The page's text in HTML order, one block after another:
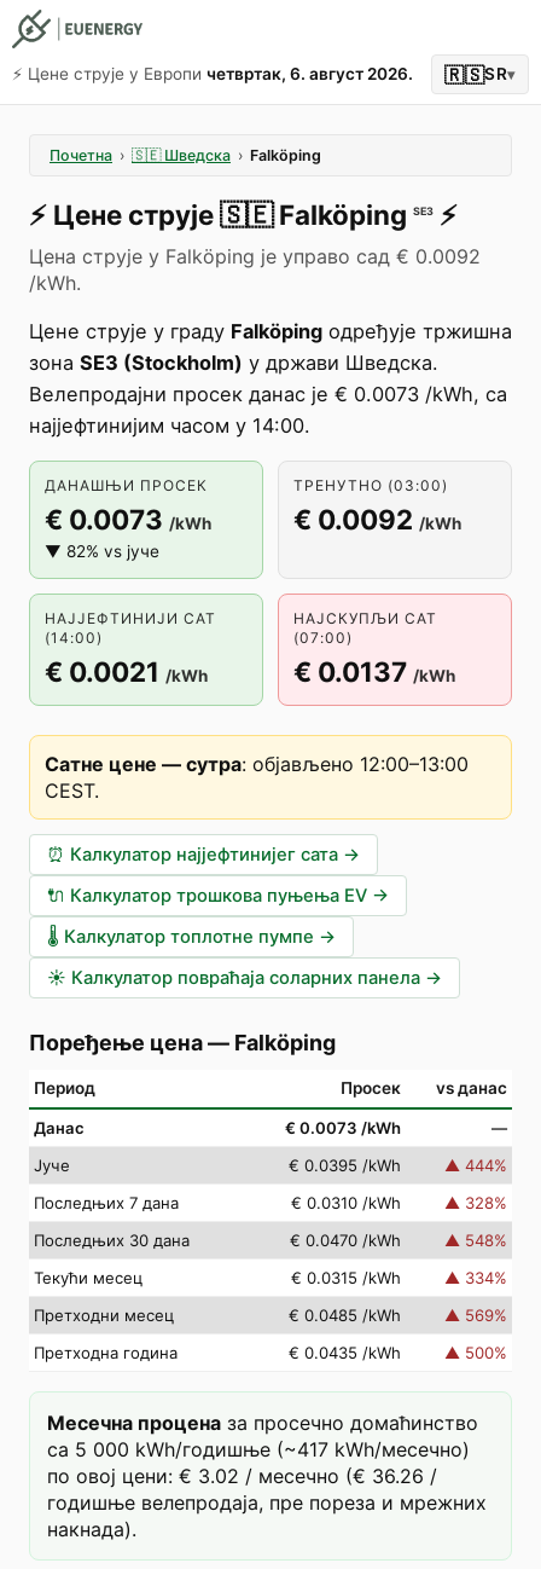
⚡️ Цене струје у Европи четвртак, 6. август 2026. 🇷🇸SR▾
Почетна › 🇸🇪 Шведска › Falköping
⚡️ Цене струје🇸🇪 Falköping SE3 ⚡️
Цена струје у Falköping је управо сад € 0.0092
/kWh.
Цене струје у граду Falköping одређује тржишна
зона SE3 (Stockholm) у држави Шведска.
Велепродајни просек данас је € 0.0073 /kWh, са
најјефтинијим часом у 14:00.
ДАНАШЊИ ПРОСЕК
€ 0.0073 /kWh
▼ 82% vs јуче
ТРЕНУТНО (03:00)
€ 0.0092 /kWh
НАЈЈЕФТИНИЈИ САТ
(14:00)
€ 0.0021 /kWh
НАЈСКУПЉИ САТ
(07:00)
€ 0.0137 /kWh
Сатне цене — сутра: објављено 12:00–13:00
CEST.
⏰ Калкулатор најјефтинијег сата →
🔌 Калкулатор трошкова пуњења EV →
🌡️ Калкулатор топлотне пумпе →
☀️ Калкулатор повраћаја соларних панела →
Поређење цена— Falköping
Период Просек vs данас
Данас € 0.0073 /kWh
—
Јуче
€ 0.0395 /kWh ▲ 444%
Последњих 7 дана
€ 0.0310 /kWh ▲ 328%
Последњих 30 дана
€ 0.0470 /kWh ▲ 548%
Текући месец
€ 0.0315 /kWh ▲ 334%
Претходни месец
€ 0.0485 /kWh ▲ 569%
Претходна година
€ 0.0435 /kWh ▲ 500%
Месечна процена за просечно домаћинство
са 5 000 kWh/годишње (~417 kWh/месечно)
по овој цени: € 3.02 / месечно (€ 36.26 /
годишње велепродаја, пре пореза и мрежних
накнада).